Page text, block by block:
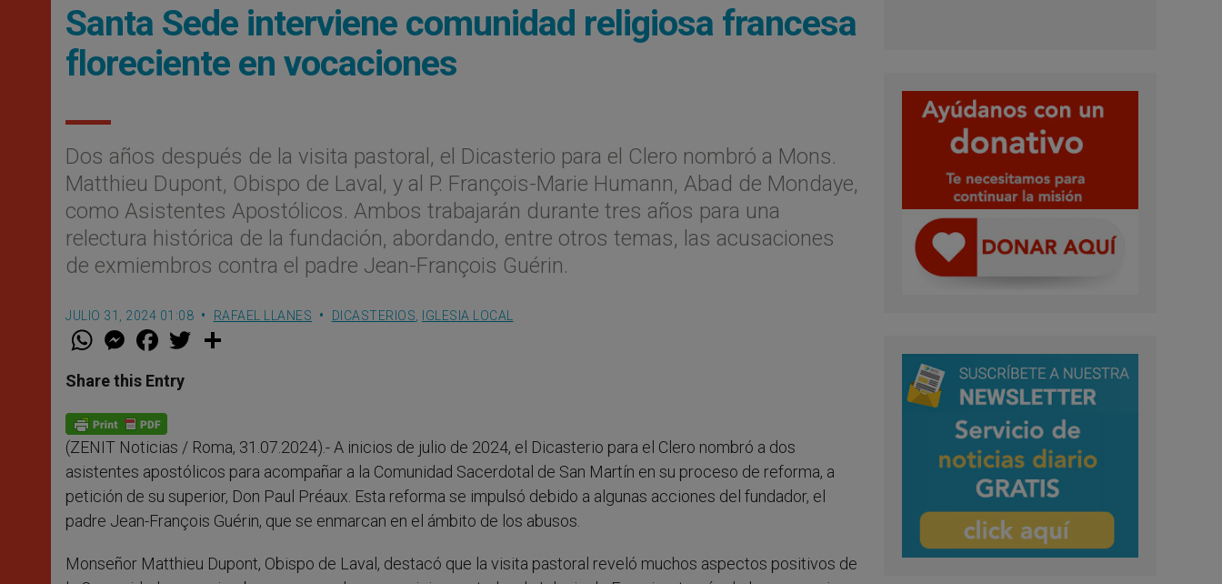
Santa Sede interviene comunidad religiosa francesa
floreciente en vocaciones
Dos años después de la visita pastoral, el Dicasterio para el Clero nombró a Mons.
Matthieu Dupont, Obispo de Laval, y al P. François-Marie Humann, Abad de Mondaye,
como Asistentes Apostólicos. Ambos trabajarán durante tres años para una
relectura histórica de la fundación, abordando, entre otros temas, las acusaciones
de exmiembros contra el padre Jean-François Guérin.
JULIO 31, 2024 01:08 RAFAEL LLANES DICASTERIOS IGLESIA LOCAL
W
t
s
p
p
M
e
s
e
g
e
r
F
a
e
b
o
k
w
Share this Entry
(ZENIT Noticias / Roma, 31.07.2024).- A inicios de julio de 2024, el Dicasterio para el Clero nombró a dos
asistentes apostólicos para acompañar a la Comunidad Sacerdotal de San Martín en su proceso de reforma, a
petición de su superior, Don Paul Préaux. Esta reforma se impulsó debido a algunas acciones del fundador, el
padre Jean-François Guérin, que se enmarcan en el ámbito de los abusos.
Monseñor Matthieu Dupont, Obispo de Laval, destacó que la visita pastoral reveló muchos aspectos positivos de